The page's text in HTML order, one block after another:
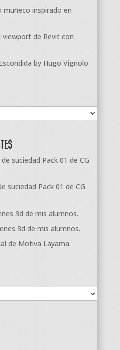
muñeco inspirado en
de Revit con
by Hugo Vignolo
suciedad Pack 01 de CG
suciedad Pack 01 de CG
3d de mis alumnos.
3d de mis alumnos.
de Motiva Layama.